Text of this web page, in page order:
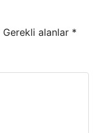
Gerekli alanlar *